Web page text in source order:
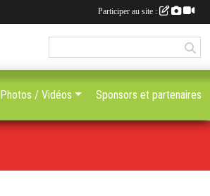
Photos / Vidéos Sponsors et partenaires
Participer au site :